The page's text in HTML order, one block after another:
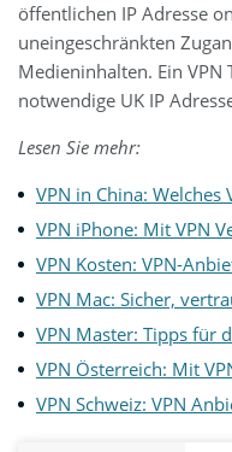
öffentlichen IP Adresse
uneingeschränkten
Medieninhalten. Ein
notwendige UK IP
Lesen Sie mehr:
VPN in China:
VPN iPhone: Mit VPN
VPN Kosten: VPN-
VPN Mac: Sicher,
VPN Master: Tipps für
VPN Österreich: Mit
VPN Schweiz: VPN